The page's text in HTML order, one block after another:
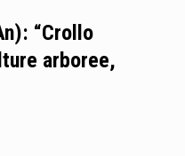
“Crollo
arboree,